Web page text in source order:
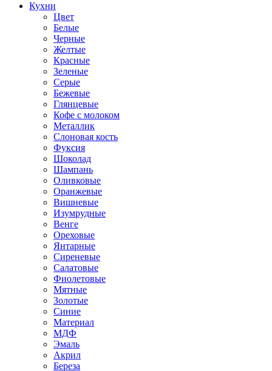
Кухни
Цвет
Белые
Черные
Желтые
Красные
Зеленые
Серые
Бежевые
Глянцевые
Кофе с молоком
Металлик
Слоновая кость
Фуксия
Шоколад
Шампань
Оливковые
Оранжевые
Вишневые
Изумрудные
Венге
Ореховые
Янтарные
Сиреневые
Салатовые
Фиолетовые
Мятные
Золотые
Синие
Материал
МДФ
Эмаль
Акрил
Береза